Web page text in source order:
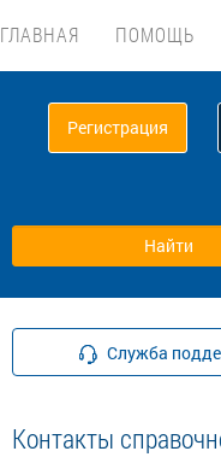
ГЛАВНАЯ ПОМОЩЬ
Регистрация
Служба
Контакты